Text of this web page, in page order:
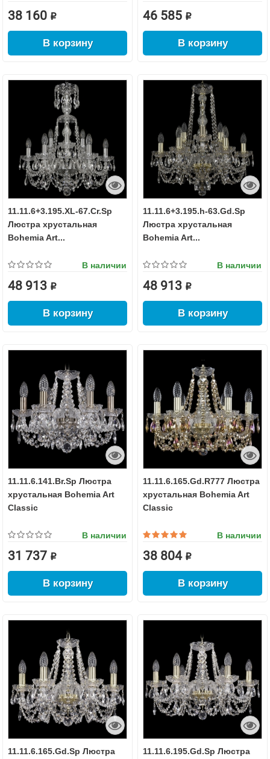
38 160 ₽
В корзину
46 585 ₽
В корзину
11.11.6+3.195.XL-67.Cr.Sp
Люстра хрустальная
Bohemia Art...
В наличии
48 913 ₽
В корзину
11.11.6+3.195.h-63.Gd.Sp
Люстра хрустальная
Bohemia Art...
В наличии
48 913 ₽
В корзину
11.11.6.141.Br.Sp Люстра
хрустальная Bohemia Art
Classic
В наличии
31 737 ₽
В корзину
11.11.6.165.Gd.R777 Люстра
хрустальная Bohemia Art
Classic
В наличии
38 804 ₽
В корзину
11.11.6.165.Gd.Sp Люстра
11.11.6.195.Gd.Sp Люстра